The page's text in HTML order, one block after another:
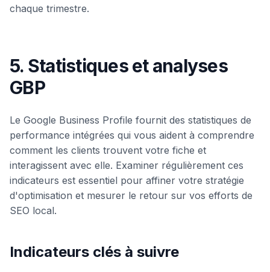
chaque trimestre.
5. Statistiques et analyses
GBP
Le Google Business Profile fournit des statistiques de
performance intégrées qui vous aident à comprendre
comment les clients trouvent votre fiche et
interagissent avec elle. Examiner régulièrement ces
indicateurs est essentiel pour affiner votre stratégie
d'optimisation et mesurer le retour sur vos efforts de
SEO local.
Indicateurs clés à suivre